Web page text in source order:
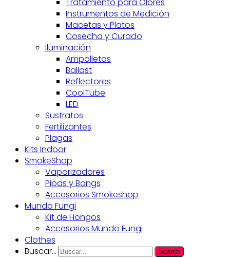
Tratamiento para Olores
Instrumentos de Medición
Macetas y Platos
Cosecha y Curado
Iluminación
Ampolletas
Ballast
Reflectores
CoolTube
LED
Sustratos
Fertilizantes
Plagas
Kits Indoor
SmokeShop
Vaporizadores
Pipas y Bongs
Accesorios Smokeshop
Mundo Fungi
Kit de Hongos
Accesorios Mundo Fungi
Clothes
Buscar...
Search